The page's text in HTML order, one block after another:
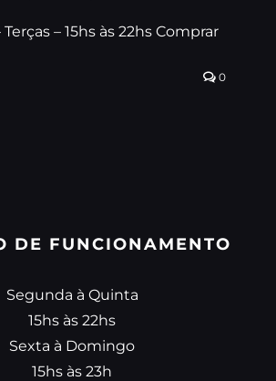
– 15hs às 22hs Comprar
0
DE FUNCIONAMENTO
Segunda à Quinta
15hs às 22hs
Sexta à Domingo
15hs às 23h